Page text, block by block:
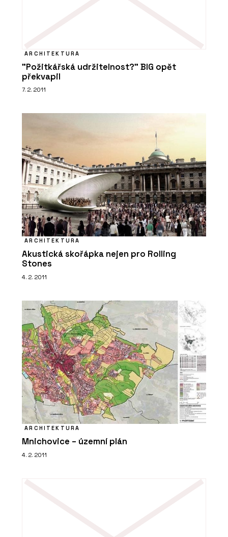
ARCHITEKTURA
"Požitkářská udržitelnost?" BIG opět
překvapil
7. 2. 2011
ARCHITEKTURA
Akustická skořápka nejen pro Rolling
Stones
4. 2. 2011
ARCHITEKTURA
Mnichovice – územní plán
4. 2. 2011